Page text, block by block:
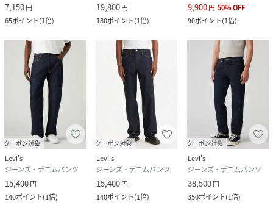
7,150円
65ポイント(1倍)
19,800円
180ポイント(1倍)
9,900円 50%OFF
90ポイント(1倍)
クーポン対象
Levi's
ジーンズ・デニムパンツ
15,400円
140ポイント(1倍)
クーポン対象
Levi's
ジーンズ・デニムパンツ
15,400円
140ポイント(1倍)
クーポン対象
Levi's
ジーンズ・デニムパンツ
38,500円
350ポイント(1倍)